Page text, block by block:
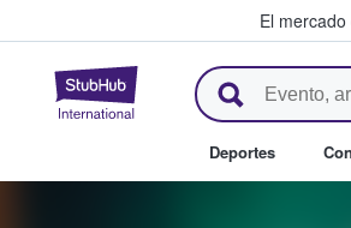
El
StubHub:
Deportes